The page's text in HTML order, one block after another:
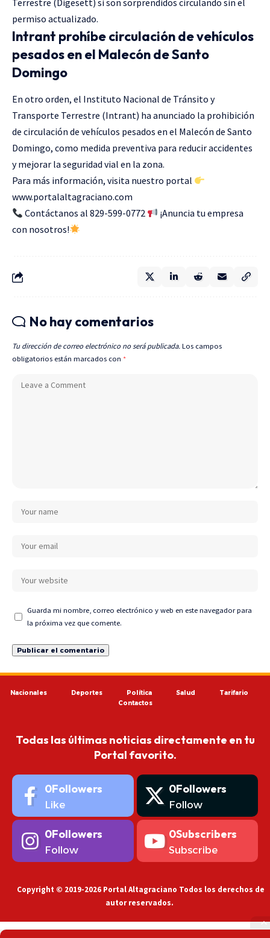
Terrestre (Digesett) si son sorprendidos circulando sin el
permiso actualizado.
Intrant prohíbe circulación de vehículos
pesados en el Malecón de Santo
Domingo
En otro orden, el Instituto Nacional de Tránsito y
Transporte Terrestre (Intrant) ha anunciado la prohibición
de circulación de vehículos pesados en el Malecón de Santo
Domingo, como medida preventiva para reducir accidentes
y mejorar la seguridad vial en la zona.
Para más información, visita nuestro portal
www.portalaltagraciano.com
Contáctanos al 829-599-0772
¡Anuncia tu empresa
con nosotros!
No hay comentarios
Tu dirección de correo electrónico no será publicada. Los campos
obligatorios están marcados con *
Guarda mi nombre, correo electrónico y web en este navegador para
la próxima vez que comente.
Nacionales Deportes Política Salud
Tarifario
Contactos
Todas las últimas noticias directamente en tu
Portal favorito.
0Followers
Like
0Followers
Follow
0Followers
Follow
0Subscribers
Subscribe
Copyright © 2019-2026 Portal Altagraciano Todos los derechos de
autor reservados.